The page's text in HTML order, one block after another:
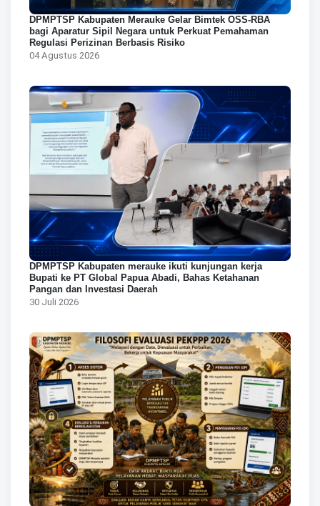
DPMPTSP Kabupaten Merauke Gelar Bimtek OSS-RBA
bagi Aparatur Sipil Negara untuk Perkuat Pemahaman
Regulasi Perizinan Berbasis Risiko
04 Agustus 2026
DPMPTSP Kabupaten merauke ikuti kunjungan kerja
Bupati ke PT Global Papua Abadi, Bahas Ketahanan
Pangan dan Investasi Daerah
30 Juli 2026